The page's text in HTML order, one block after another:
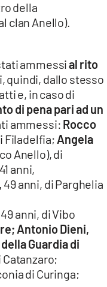
della
clan Anello).
ammessial rito
quindi, dallo stesso
e, in caso di
di pena pari ad un
ammessi: Rocco
Filadelfia; Angela
Anello), di
41 anni,
49 anni, di Parghelia
anni, di Vibo
Antonio Dieni,
Guardia di
Catanzaro;
di Curinga;